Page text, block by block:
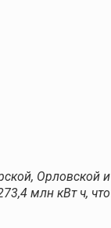
Орловской и
млн кВт ч,